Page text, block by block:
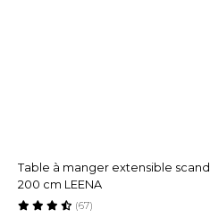
Table à manger extensible
200 cm LEENA
(67)